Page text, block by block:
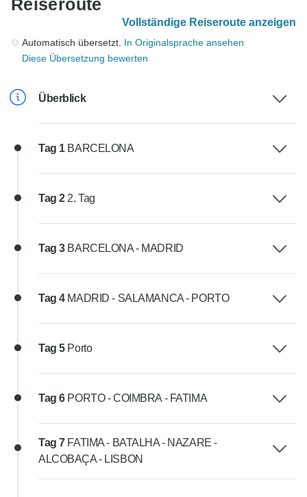
Reiseroute
Vollständige Reiseroute anzeigen
Automatisch übersetzt. In Originalsprache ansehen
Diese Übersetzung bewerten
Überblick
Tag 1 BARCELONA
Tag 2 2. Tag
Tag 3 BARCELONA - MADRID
Tag 4 MADRID - SALAMANCA - PORTO
Tag 5 Porto
Tag 6 PORTO - COIMBRA - FATIMA
Tag 7 FATIMA - BATALHA - NAZARE -
ALCOBAÇA - LISBON